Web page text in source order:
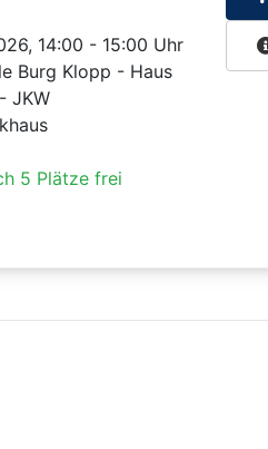
14:00 - 15:00 Uhr
Burg Klopp - Haus
JKW
5 Plätze frei